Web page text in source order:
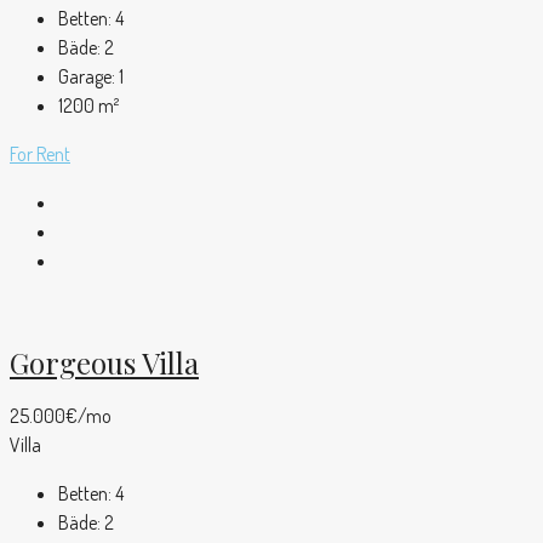
Betten: 4
Bäde: 2
Garage: 1
1200 m²
For Rent
Gorgeous Villa
25.000€/mo
Villa
Betten: 4
Bäde: 2